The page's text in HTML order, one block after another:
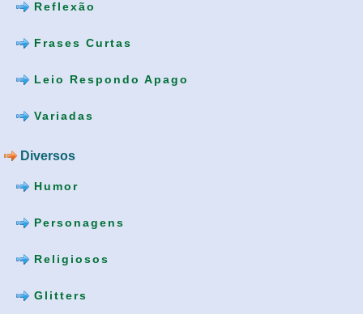
Reflexão
Frases Curtas
Leio Respondo Apago
Variadas
Diversos
Humor
Personagens
Religiosos
Glitters